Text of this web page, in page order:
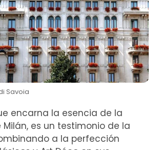
Savoia
encarna la esencia de la
es un testimonio de la
a la perfección